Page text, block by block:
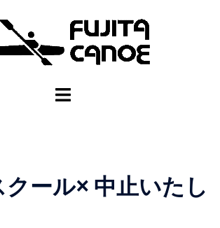
ール× 中止いたし